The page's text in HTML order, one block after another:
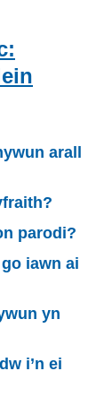
arall
parodi?
iawn ai
yn
i’n ei